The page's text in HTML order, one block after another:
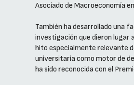
Asociado de Macroeconomía
También ha desarrollado una
investigación que dieron lugar
hito especialmente relevante
universitaria como motor de
ha sido reconocida con el